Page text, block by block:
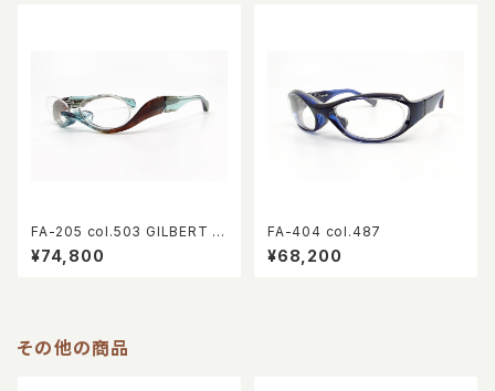
FA-205 col.503 GILBERT E
YEWEAR 10th Anniversary l
imited
¥74,800
FA-404 col.487
¥68,200
その他の商品